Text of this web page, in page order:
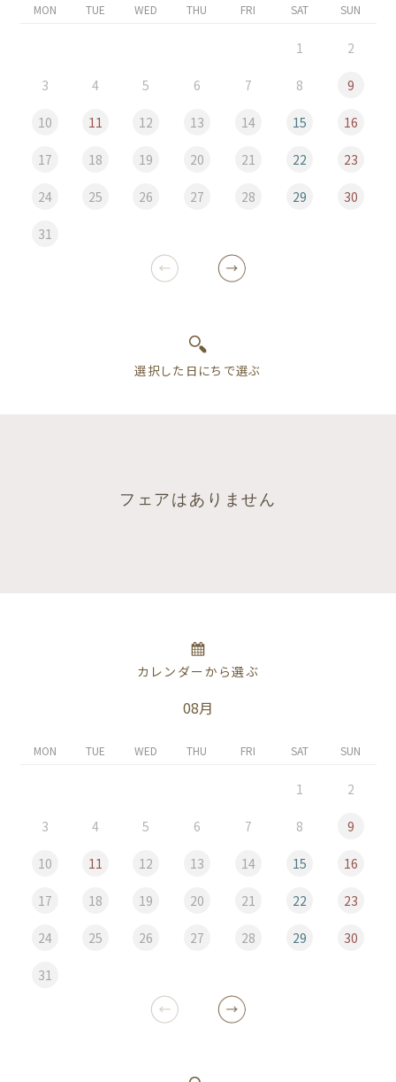
MON TUE WED THU FRI SAT SUN
1 2
3 4 5 6 7 8 9
10 11 12 13 14 15 16
17 18 19 20 21 22 23
24 25 26 27 28 29 30
31
フェアはありません
カレンダーから選ぶ
08月
MON TUE WED THU FRI SAT SUN
1 2
3 4 5 6 7 8 9
10 11 12 13 14 15 16
17 18 19 20 21 22 23
24 25 26 27 28 29 30
31